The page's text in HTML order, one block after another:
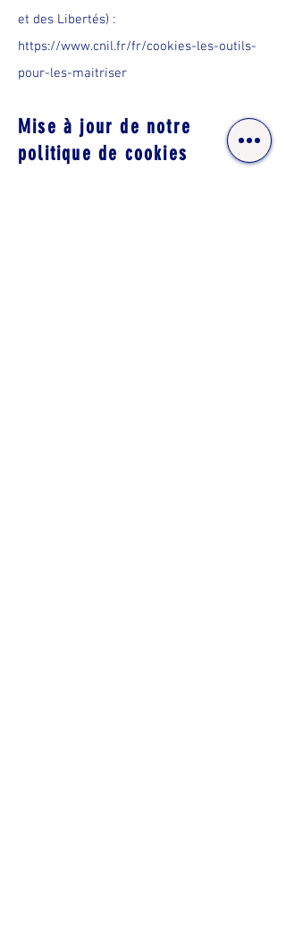
et des Libertés) :
https://www.cnil.fr/fr/cookies-les-outils-
pour-les-maitriser
Mise à jour de notre
politique de cookies